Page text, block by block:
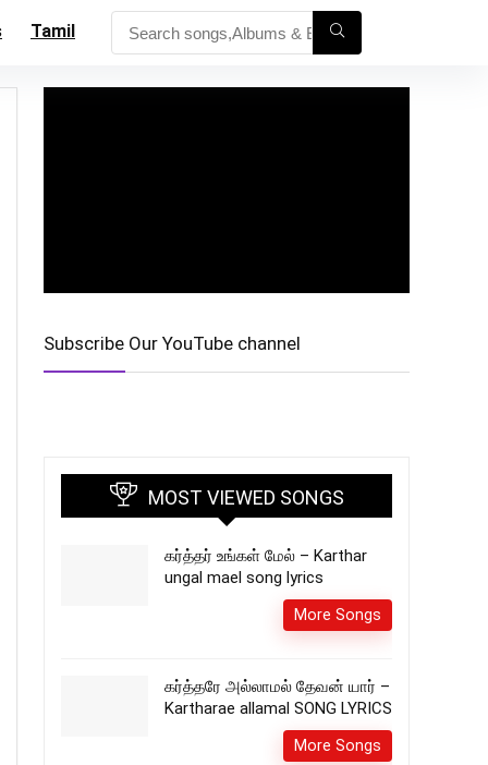
Tamil
Subscribe Our YouTube channel
MOST VIEWED SONGS
கர்த்தர் உங்கள் மேல் – Karthar
ungal mael song lyrics
More Songs
கர்த்தரே அல்லாமல் தேவன் யார் –
Kartharae allamal SONG LYRICS
More Songs